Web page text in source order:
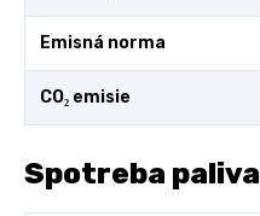
Emisná norma
CO₂ emisie
Spotreba paliva